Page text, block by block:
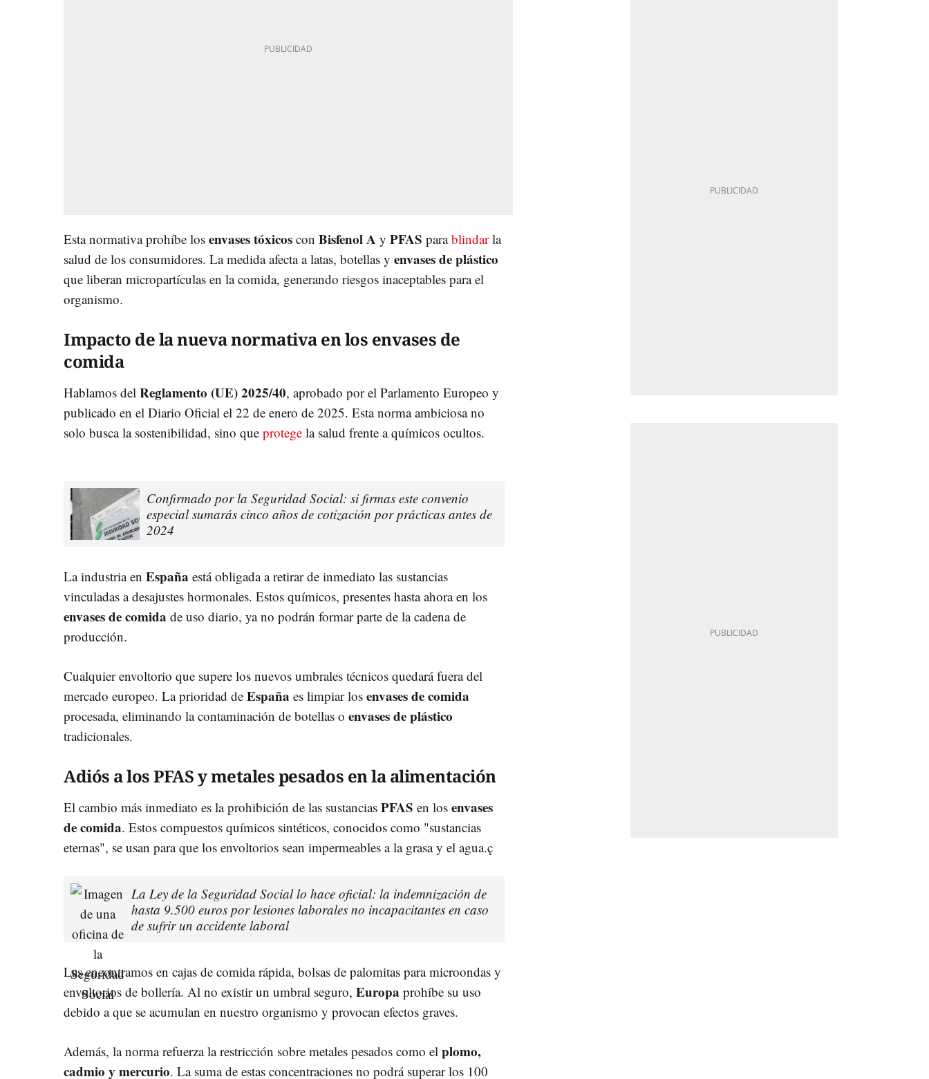
Esta normativa prohíbe los envases tóxicos con Bisfenol A y PFAS parablindarla
salud de los consumidores. La medida afecta a latas, botellas y envases de plástico
que liberan micropartículas en la comida, generando riesgos inaceptables para el
organismo.
Impacto de la nueva normativa en los envases de
comida
Hablamos del Reglamento (UE) 2025/40, aprobado por el Parlamento Europeo y
publicado en el Diario Oficial el 22 de enero de 2025. Esta norma ambiciosa no
solo busca la sostenibilidad, sino que protege la salud frente a químicos ocultos.
Confirmado por la Seguridad Social: si firmas este convenio
especial sumarás cinco años de cotización por prácticas antes de
2024
La industria en España está obligada a retirar de inmediato las sustancias
vinculadas a desajustes hormonales. Estos químicos, presentes hasta ahora en los
envases de comida de uso diario, ya no podrán formar parte de la cadena de
producción.
Cualquier envoltorio que supere los nuevos umbrales técnicos quedará fuera del
mercado europeo. La prioridad de España es limpiar los envases de comida
procesada, eliminando la contaminación de botellas o envases de plástico
tradicionales.
Adiós a los PFAS y metales pesados en la alimentación
El cambio más inmediato es la prohibición de las sustancias PFAS en los envases
de comida. Estos compuestos químicos sintéticos, conocidos como "sustancias
eternas", se usan para que los envoltorios sean impermeables a la grasa y el agua.ç
La Ley de la Seguridad Social lo hace oficial: la indemnización de
hasta 9.500 euros por lesiones laborales no incapacitantes en caso
de sufrir un accidente laboral
Las encontramos en cajas de comida rápida, bolsas de palomitas para microondas y
envoltorios de bollería. Al no existir un umbral seguro, Europa prohíbe su uso
debido a que se acumulan en nuestro organismo y provocan efectos graves.
Además, la norma refuerza la restricción sobre metales pesados como el plomo,
cadmio y mercurio. La suma de estas concentraciones no podrá superar los 100